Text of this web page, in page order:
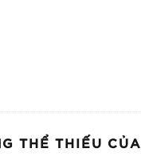
THỂ THIẾU CỦA